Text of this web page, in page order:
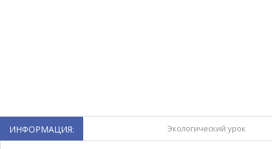
ИНФОРМАЦИЯ: Экологический урок